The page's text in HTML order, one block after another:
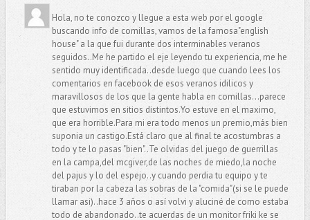
Hola, no te conozco y llegue a esta web por el google
buscando info de comillas, vamos de la famosa"english
house" a la que fui durante dos interminables veranos
seguidos..Me he partido el eje leyendo tu experiencia, me he
sentido muy identificada..desde luego que cuando lees los
comentarios en facebook de esos veranos idilicos y
maravillosos de los que la gente habla en comillas...parece
que estuvimos en sitios distintos.Yo estuve en el maximo,
que era horrible.Para mi era todo menos un premio,más bien
suponia un castigo.Está claro que al final te acostumbras a
todo y te lo pasas "bien"..Te olvidas del juego de guerrillas
en la campa,del mcgiver,de las noches de miedo,la noche
del pajus y lo del espejo..y cuando perdia tu equipo y te
tiraban por la cabeza las sobras de la "comida"(si se le puede
llamar asi)..hace 3 años o así volvi y aluciné de como estaba
todo de abandonado..te acuerdas de un monitor friki ke se